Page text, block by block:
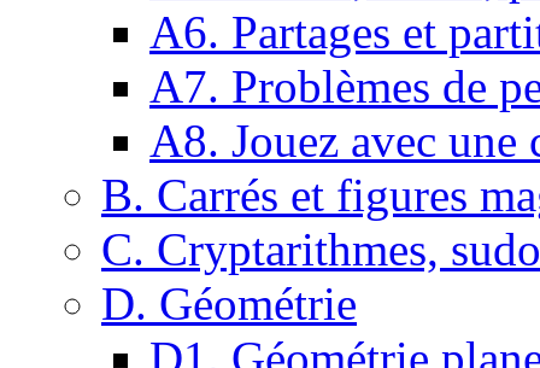
A6. Partages et
A7. Problèmes de
A8. Jouez avec une
B. Carrés et figures
C. Cryptarithmes,
D. Géométrie